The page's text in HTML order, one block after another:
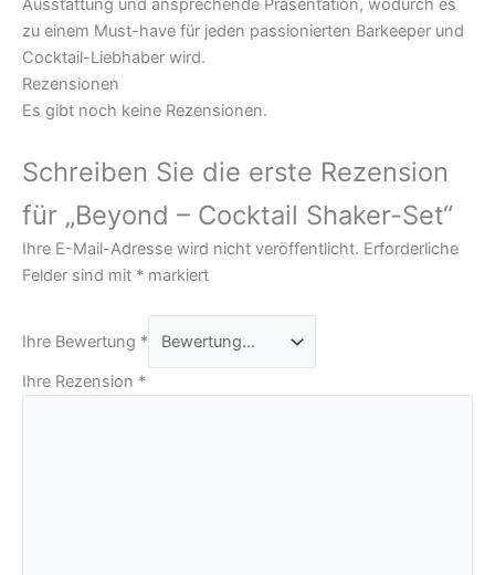
Ausstattung und ansprechende Präsentation, wodurch es
zu einem Must-have für jeden passionierten Barkeeper und
Cocktail-Liebhaber wird.
Rezensionen
Es gibt noch keine Rezensionen.
Schreiben Sie die erste Rezension
für „Beyond – Cocktail Shaker-Set“
Ihre E-Mail-Adresse wird nicht veröffentlicht. Erforderliche
Felder sind mit * markiert
Ihre Bewertung *
Ihre Rezension *